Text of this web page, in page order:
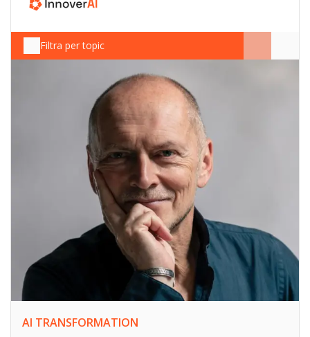
Filtra per topic
AI TRANSFORMATION